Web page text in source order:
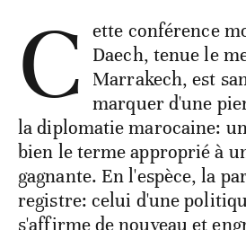
C ette conférence
Daech, tenue le
Marrakech, est
marquer d'une
la diplomatie marocaine:
bien le terme approprié à
gagnante. En l'espèce, la
registre: celui d'une
s'affirme de nouveau et